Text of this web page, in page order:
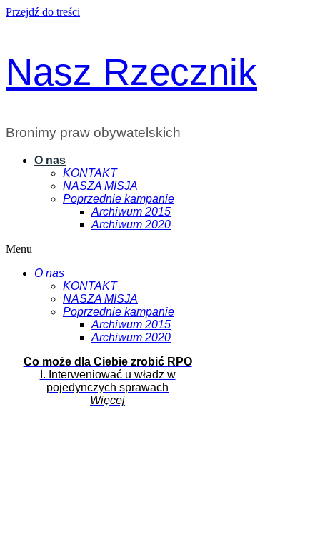
Przejdź do treści
Nasz Rzecznik
Bronimy praw obywatelskich
O nas
KONTAKT
NASZA MISJA
Poprzednie kampanie
Archiwum 2015
Archiwum 2020
Menu
O nas
KONTAKT
NASZA MISJA
Poprzednie kampanie
Archiwum 2015
Archiwum 2020
Co może dla Ciebie zrobić RPO
I. Interweniować u władz w
pojedynczych sprawach
Więcej